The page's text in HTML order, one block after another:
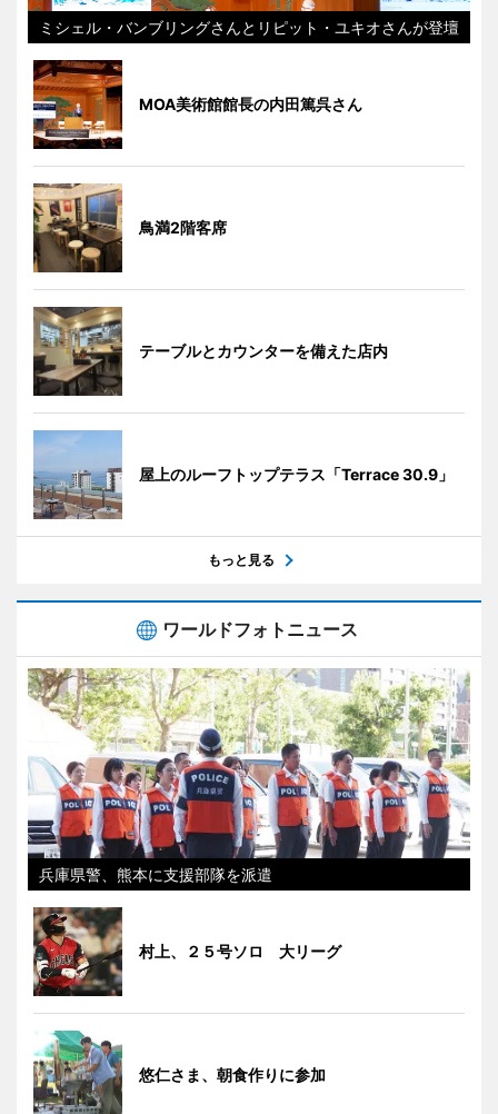
ミシェル・バンブリングさんとリピット・ユキオさんが登壇
MOA美術館館長の内田篤呉さん
鳥満2階客席
テーブルとカウンターを備えた店内
屋上のルーフトップテラス「Terrace 30.9」
もっと見る
ワールドフォトニュース
兵庫県警、熊本に支援部隊を派遣
村上、２５号ソロ 大リーグ
悠仁さま、朝食作りに参加